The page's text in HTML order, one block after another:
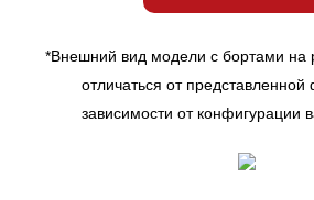
*Внешний вид модели с бортами на
отличаться от
зависимости от конфигурации